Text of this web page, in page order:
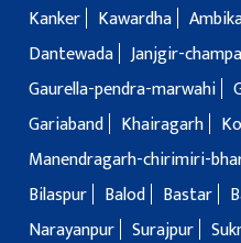
Kanker
Kawardha
Dantewada Janjgir-champa
Gaurella-pendra-marwahi
Gariaband
Khairagarh
Manendragarh-chirimiri-
Bilaspur
Balod Bastar
Narayanpur Surajpur